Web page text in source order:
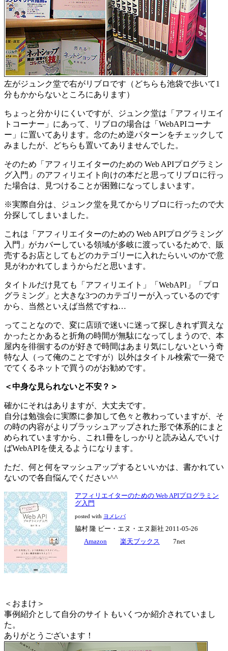
左がジュンク堂で右がリブロです（どちらも池袋で歩いて1
分もかからないところにあります）
ちょっと分かりにくいですが、ジュンク堂は「アフィリエイ
トコーナー」にあって、リブロの場合は「WebAPIコーナ
ー」に置いてあります。念のため逆パターンをチェックして
みましたが、どちらも置いてありませんでした。
そのため「アフィリエイターのための Web APIプログラミン
グ入門」のアフィリエイト向けの本だと思ってリブロに行っ
た場合は、見つけることが困難になってしまいます。
※実際自分は、ジュンク堂を見てからリブロに行ったので大
分探してしまいました。
これは「アフィリエイターのための Web APIプログラミング
入門」がカバーしている領域が多岐に渡っているためで、販
売するお店としてもどのカテゴリーに入れたらいいのかで意
見がわかれてしまうからだと思います。
タイトルだけ見ても「アフィリエイト」「WebAPI」「プロ
グラミング」と大きな3つのカテゴリーが入っているのです
から、当然といえば当然ですね…
ってことなので、変に店頭で迷いに迷って探しきれず買えな
かったとかあると折角の時間が無駄になってしまうので、本
屋内を徘徊するのが好きで時間はあまり気にしないという奇
特な人（って俺のことですが）以外はタイトル検索で一発で
でてくるネットで買うのがお勧めです。
＜中身な見られないと不安？＞
確かにそれはありますが、大丈夫です。
自分は勉強会に実際に参加して色々と教わっていますが、そ
の時の内容がよりブラッシュアップされた形で体系的にまと
められていますから、これ1冊をしっかりと読み込んでいけ
ばWebAPIを使えるようになります。
ただ、何と何をマッシュアップするといいかは、書かれてい
ないので各自悩んでください^^
アフィリエイターのための Web APIプログラミン
グ入門
posted with ヨメレバ
脇村 隆 ビー・エヌ・エヌ新社 2011-05-26
Amazon
楽天ブックス 7net
＜おまけ＞
事例紹介として自分のサイトもいくつか紹介されていまし
た。
ありがとうございます！